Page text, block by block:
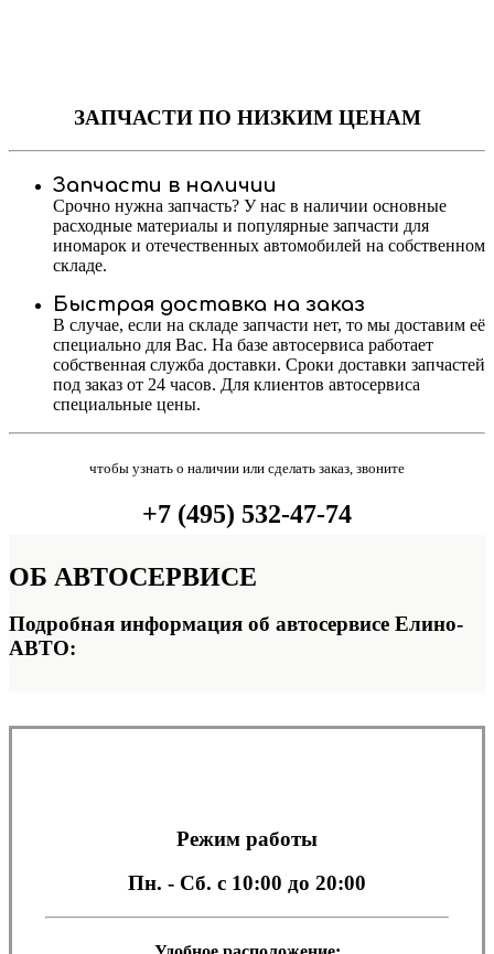
ЗАПЧАСТИПО НИЗКИМ ЦЕНАМ
Запчасти в наличии
Срочно нужна запчасть? У нас в наличии основные
расходные материалы и популярные запчасти для
иномарок и отечественных автомобилей на собственном
складе.
Быстрая доставка на заказ
В случае, если на складе запчасти нет, то мы доставим её
специально для Вас. На базе автосервиса работает
собственная служба доставки. Сроки доставки запчастей
под заказ от 24 часов. Для клиентов автосервиса
специальные цены.
чтобы узнать о наличии или сделать заказ, звоните
+7 (495) 532-47-74
ОБ АВТОСЕРВИСЕ
Подробная информация об автосервисе Елино-
АВТО:
Режим работы
Пн. - Сб. с 10:00 до 20:00